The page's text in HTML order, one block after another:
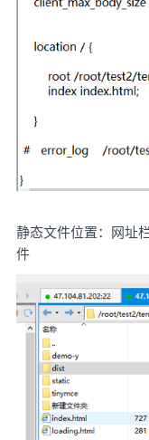
静态文件位置：网址
件